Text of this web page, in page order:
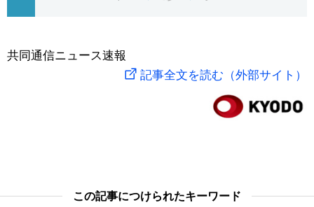
社会
旅と暮らし
科学・技術
暮らし
共同通信ニュース速報
記事全文を読む（外部サイト）
この記事につけられたキーワード